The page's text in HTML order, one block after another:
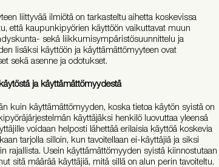
liittyvää ilmiötä on tarkasteltu aihetta koskevissa
että kaupunkipyörien käyttöön vaikuttavat muun
sekä liikkumisympäristösuunnittelu ja
lisäksi käyttöön ja käyttämättömyyteen ovat
sekä asenne ja odotukset.
ja käyttämättömyydestä
kuin käyttämättömyyden, koska tietoa käytön syistä on
käyttäjäksi henkilö luovuttaa yleensä
voidaan helposti lähettää erilaisia käyttöä koskevia
tarjolla silloin, kun tavoitellaan ei-käyttäjiä ja siksi
rajallista. Usein käyttämättömyyden syistä kiinnostutaan
sitä määrää käyttäjiä, mitä sillä on alun perin tavoiteltu.